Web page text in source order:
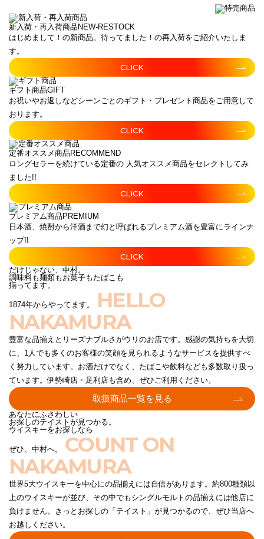
新入荷・再入荷商品 NEW-RESTOCK
はじめまして！の新商品。待ってました！の再入荷をご紹介いたしま
す。
CLICK
ギフト商品GIFT
お祝いやお返しなどシーンごとのギフト・プレゼント商品をご用意して
おります。
CLICK
定番オススメ商品 RECOMMEND
ロングセラーを続けている定番の 人気オススメ商品をセレクトしてみ
ました!!
CLICK
プレミアム商品 PREMIUM
日本酒、焼酎から洋酒まで幻と呼ばれるプレミアム酒を豊富にラインナ
ップ!!
CLICK
だけじゃない、中村。
調味料も麺類もお菓子もたばこも
揃ってます。
1874年からやってます。
HELLO
NAKAMURA
豊富な品揃えとリーズナブルさがウリのお店です。感謝の気持ちを大切
に、1人でも多くのお客様の笑顔を見られるようなサービスを提供すべ
く努力しています。お酒だけでなく、たばこや飲料なども多数取り扱っ
ています。伊勢崎店・足利店も含め、ぜひご利用ください。
取扱商品一覧を見る
あなたにふさわしい
お探しのテイストが見つかる。
ウイスキーをお探しなら
ぜひ、中村へ。 COUNT ON
NAKAMURA
世界5大ウイスキーを中心にの品揃えには自信があります。約800種類以
上のウイスキーが並び、その中でもシングルモルトの品揃えには他店に
負けません。きっとお探しの「テイスト」が見つかるので、ぜひ当店へ
お越しください。